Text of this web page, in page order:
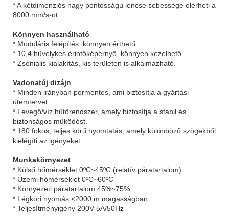
* A kétdimenziós nagy pontosságú lencse sebessége elérheti a
8000 mm/s-ot.
Könnyen használható
* Moduláris felépítés, könnyen érthető.
* 10,4 hüvelykes érintőképernyő, könnyen kezelhető.
* Zseniális kialakítás, kis területen is alkalmazható.
Vadonatúj dizájn
* Minden irányban pormentes, ami biztosítja a gyártási
ütemtervet.
* Levegő/víz hűtőrendszer, amely biztosítja a stabil és
biztonságos működést.
* 180 fokos, teljes körű nyomtatás, amely különböző szögekből
kielégíti az igényeket.
Munkakörnyezet
* Külső hőmérséklet 0ºC~45ºC (relatív páratartalom)
* Üzemi hőmérséklet 0ºC~60ºC
* Környezeti páratartalom 45%~75%
* Légköri nyomás <2000 m magasságban
* Teljesítményigény 200V 5A/50Hz